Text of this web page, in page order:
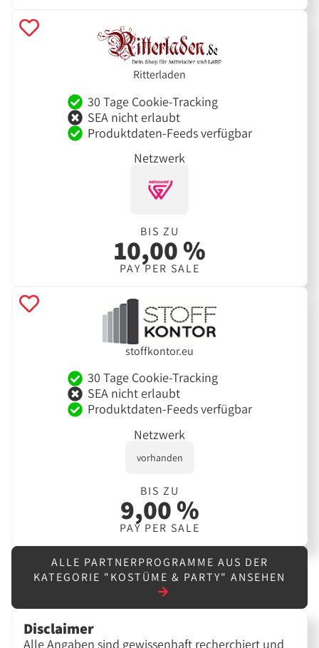
Ritterladen
30 Tage Cookie-Tracking
SEA nicht erlaubt
Produktdaten-Feeds verfügbar
Netzwerk
BIS ZU
10,00 %
PAY PER SALE
stoffkontor.eu
30 Tage Cookie-Tracking
SEA nicht erlaubt
Produktdaten-Feeds verfügbar
Netzwerk
vorhanden
BIS ZU
9,00 %
PAY PER SALE
ALLE PARTNERPROGRAMME AUS DER
KATEGORIE "KOSTÜME & PARTY" ANSEHEN
Disclaimer
Alle Angaben sind gewissenhaft recherchiert und